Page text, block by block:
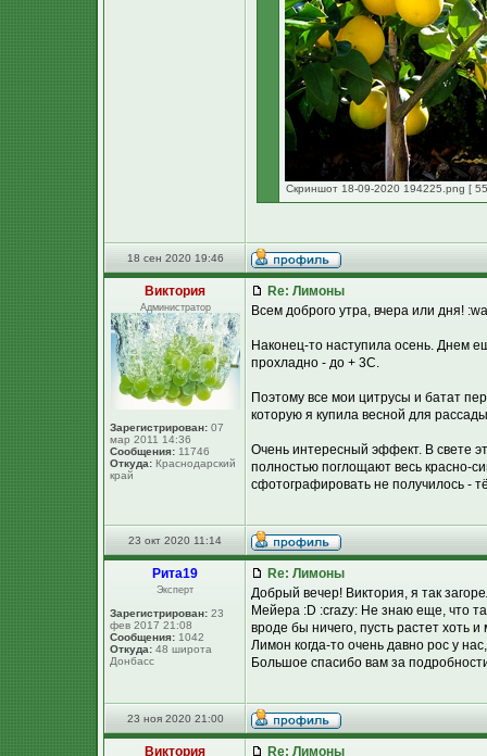
Скриншот 18-09-2020 194225.png [
18 сен 2020 19:46
Виктория
Администратор
Зарегистрирован: 07
мар 2011 14:36
Сообщения: 11746
Откуда: Краснодарский
край
Re: Лимоны
Всем доброго утра, вчера или дня!
Наконец-то наступила осень. Днем
прохладно - до + 3С.
Поэтому все мои цитрусы и батат
которую я купила весной для
Очень интересный эффект. В свете
полностью поглощают весь красно-
сфотографировать не получилось -
23 окт 2020 11:14
Рита19
Эксперт
Зарегистрирован: 23
фев 2017 21:08
Сообщения: 1042
Откуда: 48 широта
Донбасс
Re: Лимоны
Добрый вечер! Виктория, я так
Мейера :D :crazy: Не знаю еще, что
вроде бы ничего, пусть растет хоть и
Лимон когда-то очень давно рос у
Большое спасибо вам за
23 ноя 2020 21:00
Виктория Re: Лимоны